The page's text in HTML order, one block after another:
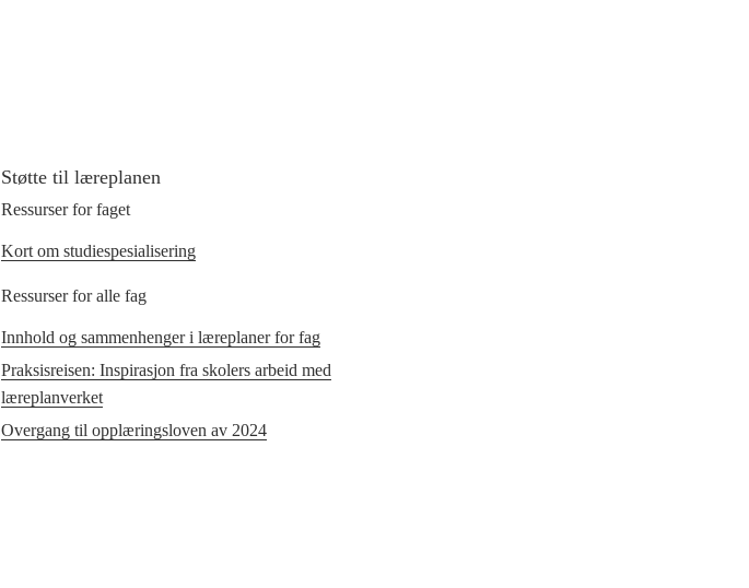
Støtte til læreplanen
Ressurser for faget
Kort om studiespesialisering
Ressurser for alle fag
Innhold og sammenhenger i læreplaner for fag
Praksisreisen: Inspirasjon fra skolers arbeid med
læreplanverket
Overgang til opplæringsloven av 2024